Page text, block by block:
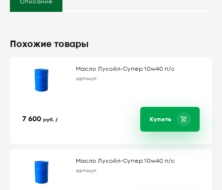
Описание
Похожие товары
Масло Лукойл-Супер 10w40 п/с
артикул:
7 600 руб. / Купить
Масло Лукойл-Супер 10w40 п/с
артикул: